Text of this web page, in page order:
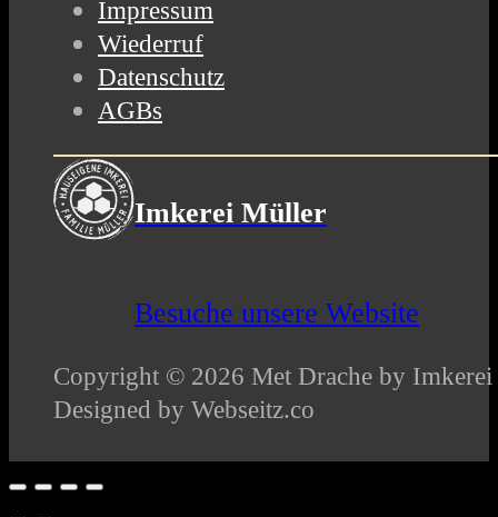
Impressum
Wiederruf
Datenschutz
AGBs
Imkerei Müller
Besuche unsere Website
Copyright © 2026 Met Drache by
Designed by Webseitz.co